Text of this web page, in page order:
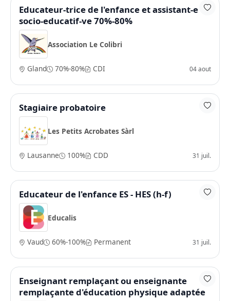
Educateur-trice de l'enfance et assistant-e
socio-educatif-ve 70%-80%
Association Le Colibri
Gland 70%-80% CDI 04 aout
Stagiaire probatoire
Les Petits Acrobates Sàrl
Lausanne 100% CDD 31 juil.
Educateur de l'enfance ES - HES (h-f)
Educalis
Vaud 60%-100% Permanent 31 juil.
Enseignant remplaçant ou enseignante
remplaçante d'éducation physique adaptée